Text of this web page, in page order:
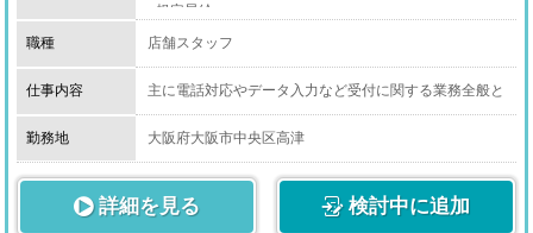
■規定昇給
■売上に応じた歩合給
■各種保険完備
職種 店舗スタッフ
仕事内容
主に電話対応やデータ入力など受付に関する業務全般と
なっております。
お仕事は未経験の方でもすぐに始めていただけるように
先輩スタッフが、簡単なことから一つずつ丁寧に教えて
勤務地 大阪府大阪市中央区高津
詳細を見る 検討中に追加